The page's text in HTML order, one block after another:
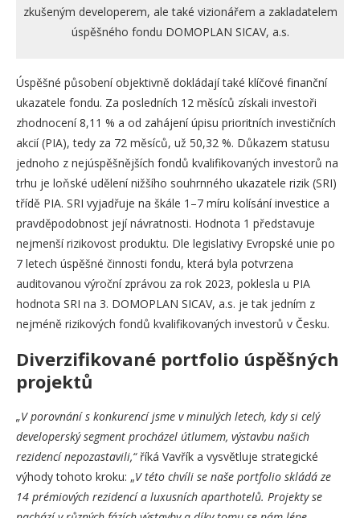
zkušeným developerem, ale také vizionářem a zakladatelem
úspěšného fondu DOMOPLAN SICAV, a.s.
Úspěšné působení objektivně dokládají také klíčové finanční
ukazatele fondu. Za posledních 12 měsíců získali investoři
zhodnocení 8,11 % a od zahájení úpisu prioritních investičních
akcií (PIA), tedy za 72 měsíců, už 50,32 %. Důkazem statusu
jednoho z nejúspěšnějších fondů kvalifikovaných investorů na
trhu je loňské udělení nižšího souhrnného ukazatele rizik (SRI)
třídě PIA. SRI vyjadřuje na škále 1–7 míru kolísání investice a
pravděpodobnost její návratnosti. Hodnota 1 představuje
nejmenší rizikovost produktu. Dle legislativy Evropské unie po
7 letech úspěšné činnosti fondu, která byla potvrzena
auditovanou výroční zprávou za rok 2023, poklesla u PIA
hodnota SRI na 3. DOMOPLAN SICAV, a.s. je tak jedním z
nejméně rizikových fondů kvalifikovaných investorů v Česku.
Diverzifikované portfolio úspěšných
projektů
„V porovnání s konkurencí jsme v minulých letech, kdy si celý
developerský segment procházel útlumem, výstavbu našich
rezidencí nepozastavili,“ říká Vavřík a vysvětluje strategické
výhody tohoto kroku: „V této chvíli se naše portfolio skládá ze
14 prémiových rezidencí a luxusních aparthotelů. Projekty se